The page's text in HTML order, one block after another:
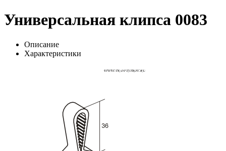
Универсальная клипса 0083
Описание
Характеристики